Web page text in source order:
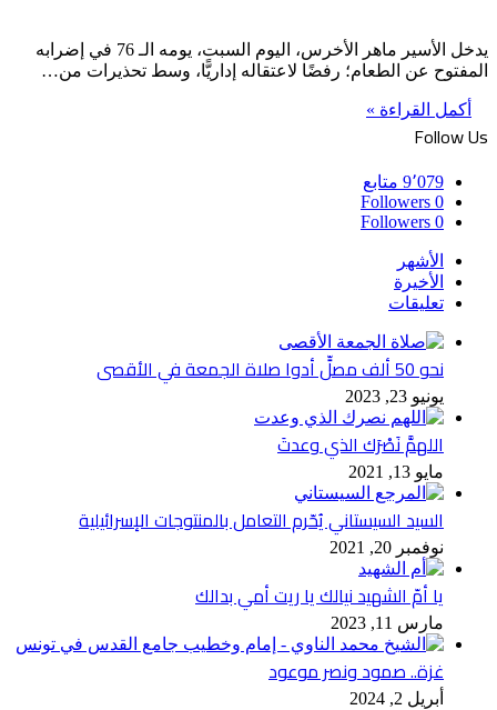
يدخل الأسير ماهر الأخرس، اليوم السبت، يومه الـ 76 في إضرابه
المفتوح عن الطعام؛ رفضًا لاعتقاله إداريًّا، وسط تحذيرات من…
أكمل القراءة »
Follow Us
9٬079 متابع
0
Followers
0
Followers
الأشهر
الأخيرة
تعليقات
نحو 50 ألف مصلٍّ أدوا صلاة الجمعة في الأقصى
يونيو 23, 2023
اللهمَّ نَصْرَك الذي وعدتَ
مايو 13, 2021
السيد السيستاني يُحّرم التعامل بالمنتوجات الإسرائيلية
نوفمبر 20, 2021
يا أمّ الشهيد نيالك يا ريت أمي بدالك
مارس 11, 2023
غزة.. صمود ونصر موعود
أبريل 2, 2024